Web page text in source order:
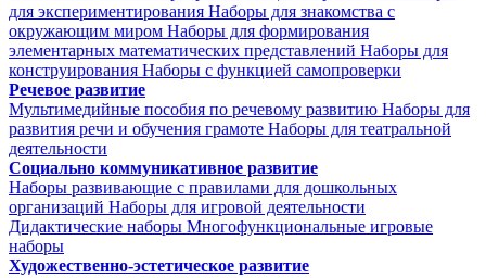
для экспериментирования Наборы для знакомства с
окружающим миром Наборы для формирования
элементарных математических представлений Наборы для
конструирования Наборы с функцией самопроверки
Речевое развитие
Мультимедийные пособия по речевому развитию Наборы для
развития речи и обучения грамоте Наборы для театральной
деятельности
Социально коммуникативное развитие
Наборы развивающие с правилами для дошкольных
организаций Наборы для игровой деятельности
Дидактические наборы Многофункциональные игровые
наборы
Художественно-эстетическое развитие